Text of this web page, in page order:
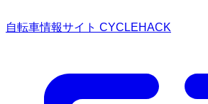
自転車情報サイト CYCLEHACK